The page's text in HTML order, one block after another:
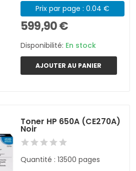
Prix par page : 0.04 €
599,90 €
Disponibilité: En stock
AJOUTER AU PANIER
Toner HP 650A (CE270A)
Noir
Quantité : 13500 pages